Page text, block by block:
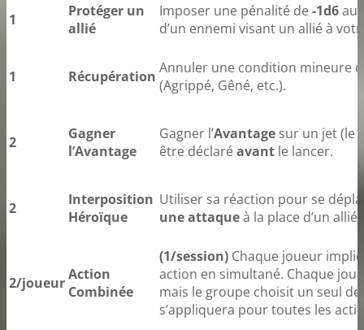
1
Protéger un
allié
Imposer une pénalité de-1d6au
d’un ennemi visant un allié à
1 Récupération Annuler une condition mineure
(Agrippé, Gêné, etc.).
2
Gagner
l’Avantage
Gagner l’Avantage sur un jet (le
être déclaréavant le lancer.
2
Interposition
Héroïque
Utiliser sa réaction pour se
une attaqueà la place d’un allié
2/joueurAction
Combinée
(1/session) Chaque joueur
action en simultané. Chaque
mais le groupe choisit un seul
s’appliquera pour toutes les